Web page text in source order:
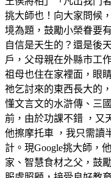
挑大師也！向大家問候
境為題，鼓勵小榮眷要
自信是天生的？還是後
戶，父母親在外縣市工
祖母也住在家裡面，眼
祂乞討來的東西長大的
懂文言文的水滸傳、三
前，由於功課不錯 ，又
他擦摩托車 ，我只需讀
計。現Google挑大師，
家、智慧食材之父，鼓